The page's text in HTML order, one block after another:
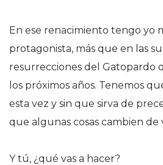
En ese renacimiento tengo yo
protagonista, más que en las
resurrecciones del Gatopardo
los próximos años. Tenemos
esta vez y sin que sirva de
que algunas cosas cambien de
Y tú, ¿qué vas a hacer?